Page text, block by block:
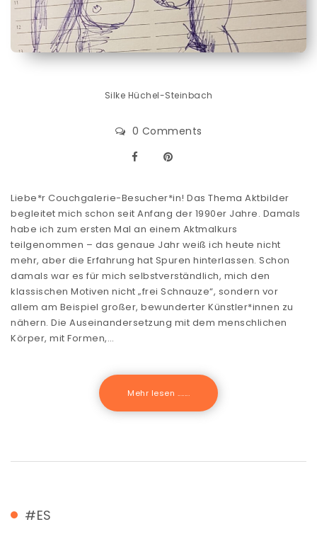
Silke Hüchel-Steinbach
0 Comments
Liebe*r Couchgalerie-Besucher*in! Das Thema Aktbilder
begleitet mich schon seit Anfang der 1990er Jahre. Damals
habe ich zum ersten Mal an einem Aktmalkurs
teilgenommen – das genaue Jahr weiß ich heute nicht
mehr, aber die Erfahrung hat Spuren hinterlassen. Schon
damals war es für mich selbstverständlich, mich den
klassischen Motiven nicht „frei Schnauze“, sondern vor
allem am Beispiel großer, bewunderter Künstler*innen zu
nähern. Die Auseinandersetzung mit dem menschlichen
Körper, mit Formen,…
Mehr lesen .......
#ES